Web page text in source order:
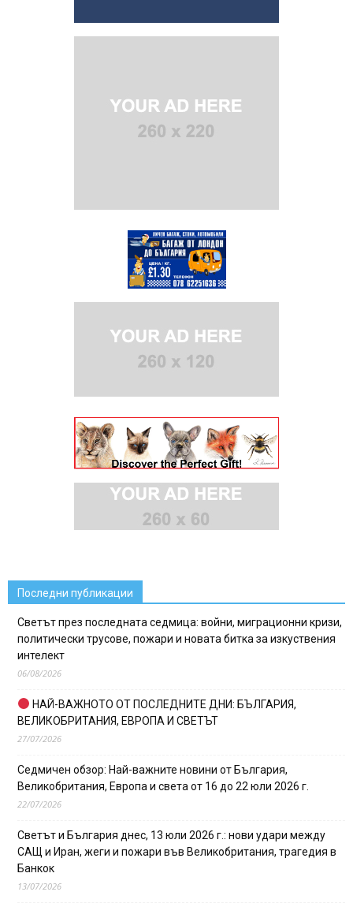
Последни публикации
Светът през последната седмица: войни, миграционни кризи,
политически трусове, пожари и новата битка за изкуствения
интелект
06/08/2026
НАЙ-ВАЖНОТО ОТ ПОСЛЕДНИТЕ ДНИ: БЪЛГАРИЯ,
ВЕЛИКОБРИТАНИЯ, ЕВРОПА И СВЕТЪТ
27/07/2026
Седмичен обзор: Най-важните новини от България,
Великобритания, Европа и света от 16 до 22 юли 2026 г.
22/07/2026
Светът и България днес, 13 юли 2026 г.: нови удари между
САЩ и Иран, жеги и пожари във Великобритания, трагедия в
Банкок
13/07/2026